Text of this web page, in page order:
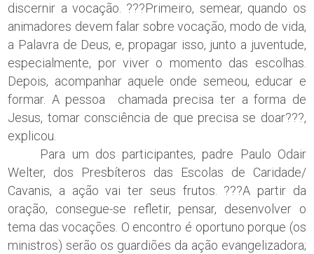
discernir a vocação. ???Primeiro, semear, quando os
animadores devem falar sobre vocação, modo de vida,
a Palavra de Deus, e, propagar isso, junto a juventude,
especialmente, por viver o momento das escolhas.
Depois, acompanhar aquele onde semeou, educar e
formar. A pessoa chamada precisa ter a forma de
Jesus, tomar consciência de que precisa se doar???,
explicou.
Para um dos participantes, padre Paulo Odair
Welter, dos Presbíteros das Escolas de Caridade/
Cavanis, a ação vai ter seus frutos. ???A partir da
oração, consegue-se refletir, pensar, desenvolver o
tema das vocações. O encontro é oportuno porque (os
ministros) serão os guardiões da ação evangelizadora;